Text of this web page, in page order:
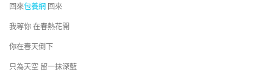
回來包養網 回來
我等你 在春熱花開
你在春天倒下
只為天空 留一抹深藍